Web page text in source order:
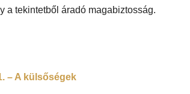
a tekintetből áradó magabiztosság.
– A külsőségek